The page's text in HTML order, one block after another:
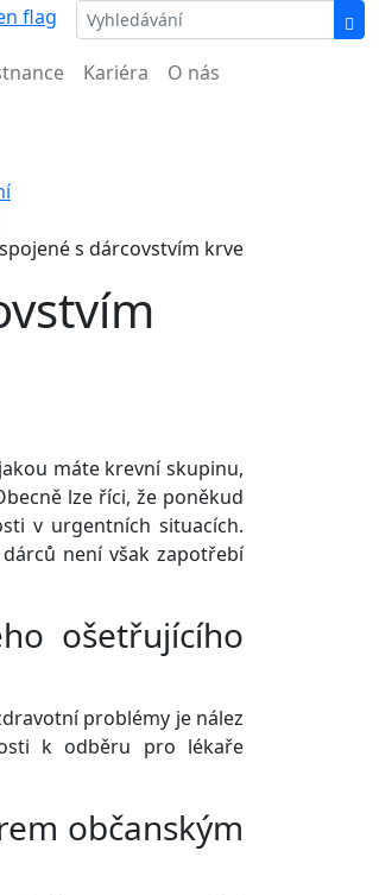
Kariéra O nás
s dárcovstvím krve
máte krevní skupinu,
lze říci, že poněkud
v urgentních situacích.
není však zapotřebí
ošetřujícího
problémy je nález
k odběru pro lékaře
občanským